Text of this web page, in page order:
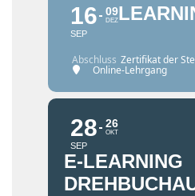
16
SEP
09
DEZ
Abschluss Zertifikat der
Online-Lehrgang
28
SEP
26
OKT
E-LEARNING